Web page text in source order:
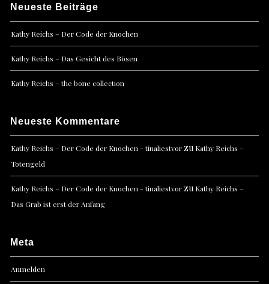
Neueste Beiträge
Kathy Reichs – Der Code der Knochen
Kathy Reichs – Das Gesicht des Bösen
Kathy Reichs – the bone collection
Neueste Kommentare
Kathy Reichs – Der Code der Knochen - tinaliestvorzu Kathy Reichs –
Totengeld
Kathy Reichs – Der Code der Knochen - tinaliestvorzu Kathy Reichs –
Das Grab ist erst der Anfang
Meta
Anmelden